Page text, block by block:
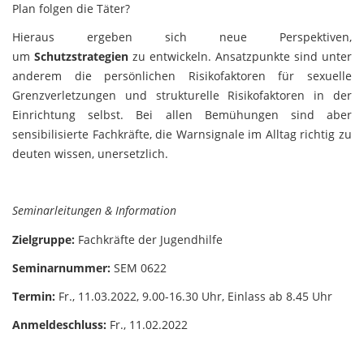
Plan folgen die Täter?
Hieraus ergeben sich neue Perspektiven,
um Schutzstrategien zu entwickeln. Ansatzpunkte sind unter
anderem die persönlichen Risikofaktoren für sexuelle
Grenzverletzungen und strukturelle Risikofaktoren in der
Einrichtung selbst. Bei allen Bemühungen sind aber
sensibilisierte Fachkräfte, die Warnsignale im Alltag richtig zu
deuten wissen, unersetzlich.
Seminarleitungen & Information
Zielgruppe: Fachkräfte der Jugendhilfe
Seminarnummer: SEM 0622
Termin: Fr., 11.03.2022, 9.00-16.30 Uhr, Einlass ab 8.45 Uhr
Anmeldeschluss: Fr., 11.02.2022